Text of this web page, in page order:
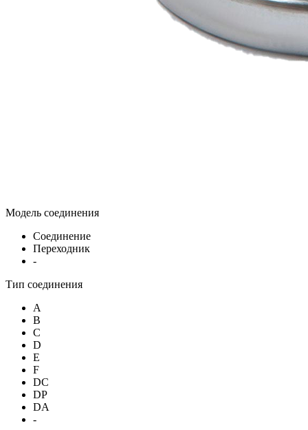
Модель соединения
Соединение
Переходник
-
Тип соединения
A
B
C
D
E
F
DC
DP
DA
-